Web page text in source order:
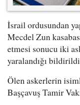
İsrail ordusundan
Mecdel Zun
etmesi sonucu iki
yaralandığı
Ölen askerlerin
Başçavuş Tamir